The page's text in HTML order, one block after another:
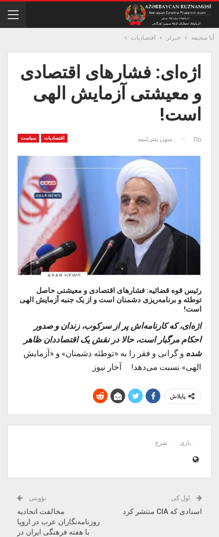
آنا صحیفه خبرلر اقتصادیات
اژه‌ای: فشار‌های اقتصادی
و معیشتی آزمایش الهی
است!
اقتصادیات سیاست По . سون یئنی‌لنمه
رئیس قوه قضائیه: فشار‌های اقتصادی و معیشتی حاصل
توطئه و برنامه‌ریزی دشمنان است و از یک جنبه آزمایش الهی
است!
اژه‌ای، که کارنامه‌اش پر از سرکوب، زندان و صدور
احکام مرگبار است، حالا در نقش یک اقتصاددان ظاهر
شدهو گرانی و فقر را به «توطئه دشمنان» و «آزمایش
الهی» نسبت می‌دهد! آخار نیوز
پایلاش
یازی شرح
اول کی
اسنادی که CIA منتشر کرد
نؤوبتی
مخالفت اتحادیه
روزنامه‌نگاران عرب در اروپا
با هفته فرهنگی ایران در